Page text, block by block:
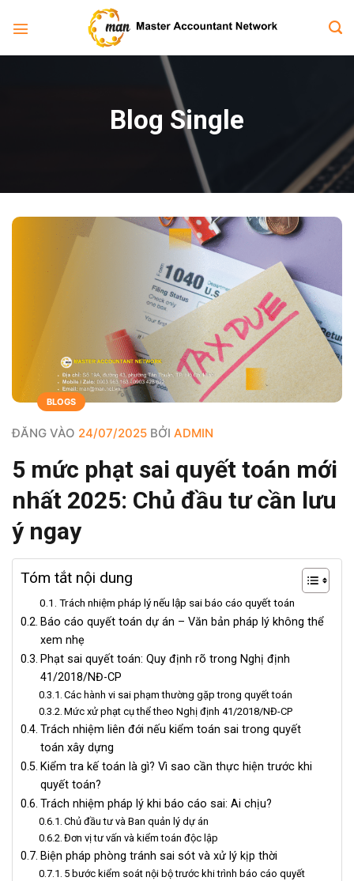
qua
Blog Single
BLOGS
ĐĂNG VÀO 24/07/2025 BỞI ADMIN
5 mức phạt sai quyết toán mới
nhất 2025: Chủ đầu tư cần lưu
ý ngay
Tóm tắt nội dung
Trách nhiệm pháp lý nếu lập sai báo cáo quyết toán
Báo cáo quyết toán dự án – Văn bản pháp lý không thể
xem nhẹ
Phạt sai quyết toán: Quy định rõ trong Nghị định
41/2018/NĐ-CP
Các hành vi sai phạm thường gặp trong quyết toán
Mức xử phạt cụ thể theo Nghị định 41/2018/NĐ-CP
Trách nhiệm liên đới nếu kiểm toán sai trong quyết
toán xây dựng
Kiểm tra kế toán là gì? Vì sao cần thực hiện trước khi
quyết toán?
Trách nhiệm pháp lý khi báo cáo sai: Ai chịu?
Chủ đầu tư và Ban quản lý dự án
Đơn vị tư vấn và kiểm toán độc lập
Biện pháp phòng tránh sai sót và xử lý kịp thời
5 bước kiểm soát nội bộ trước khi trình báo cáo quyết